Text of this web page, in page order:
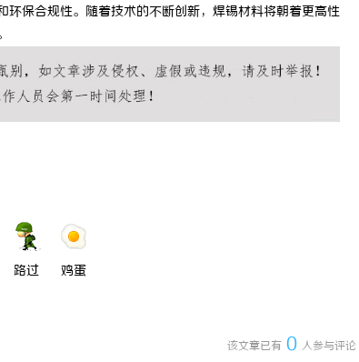
保合规性。随着技术的不断创新，焊锡材料将朝着更高性
路过 鸡蛋
该文章已有 0 人参与评论